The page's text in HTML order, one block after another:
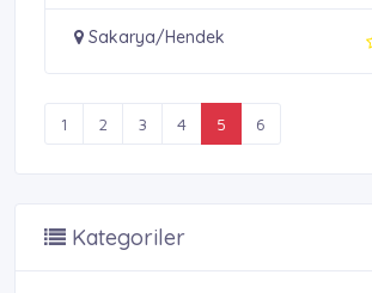
Sakarya/Hendek
1 2 3 4 5 6
Kategoriler